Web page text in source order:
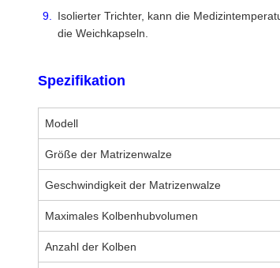
Isolierter Trichter, kann die
die Weichkapseln.
Spezifikation
Modell
Größe der Matrizenwalze
Geschwindigkeit der Matrizenwalze
Maximales Kolbenhubvolumen
Anzahl der Kolben